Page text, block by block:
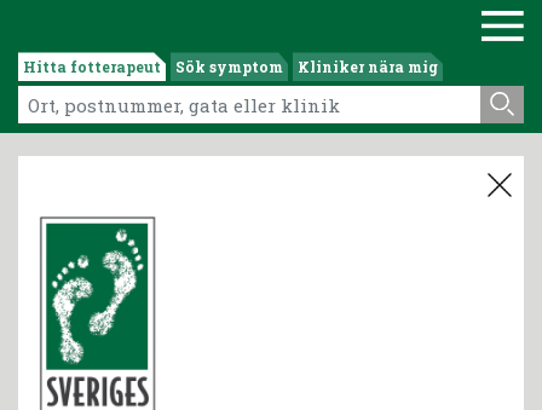
Hitta fotterapeut Sök symptom Kliniker nära mig